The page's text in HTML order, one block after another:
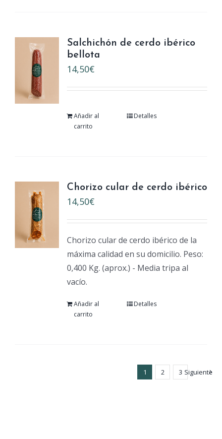
Salchichón de cerdo ibérico
bellota
14,50€
Añadir al
carrito
Detalles
Chorizo cular de cerdo ibérico
14,50€
Chorizo cular de cerdo ibérico de la
máxima calidad en su domicilio. Peso:
0,400 Kg. (aprox.) - Media tripa al
vacío.
Añadir al
carrito
Detalles
1 2 3 Siguiente